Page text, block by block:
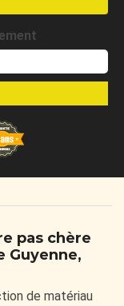
pas chère
Guyenne,
de matériau